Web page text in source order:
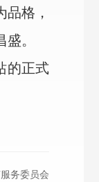
格，
。
的正式
务委员会